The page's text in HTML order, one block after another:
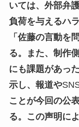
いては、外部弁
負荷を与えるハ
「佐藤の言動を
る。また、制作
にも課題があっ
示し、報道や
ことが今回の公
る。この声明に